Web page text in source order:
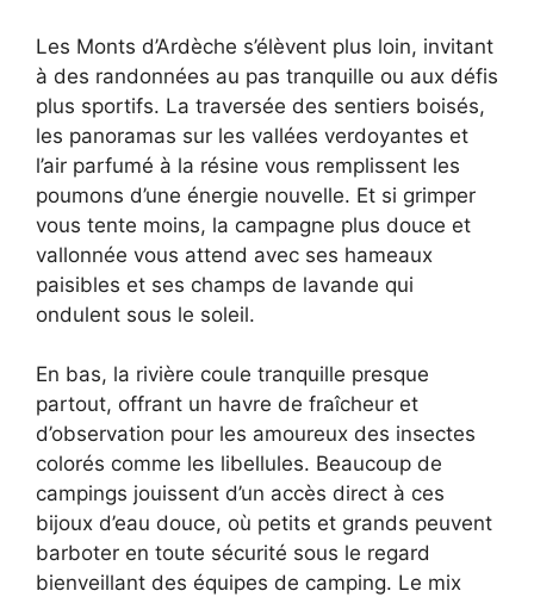
Les Monts d’Ardèche s’élèvent plus loin, invitant
à des randonnées au pas tranquille ou aux défis
plus sportifs. La traversée des sentiers boisés,
les panoramas sur les vallées verdoyantes et
l’air parfumé à la résine vous remplissent les
poumons d’une énergie nouvelle. Et si grimper
vous tente moins, la campagne plus douce et
vallonnée vous attend avec ses hameaux
paisibles et ses champs de lavande qui
ondulent sous le soleil.
En bas, la rivière coule tranquille presque
partout, offrant un havre de fraîcheur et
d’observation pour les amoureux des insectes
colorés comme les libellules. Beaucoup de
campings jouissent d’un accès direct à ces
bijoux d’eau douce, où petits et grands peuvent
barboter en toute sécurité sous le regard
bienveillant des équipes de camping. Le mix